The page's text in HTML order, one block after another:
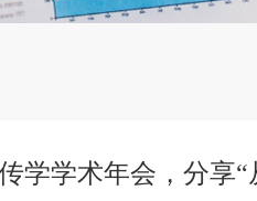
学学术年会，分享“